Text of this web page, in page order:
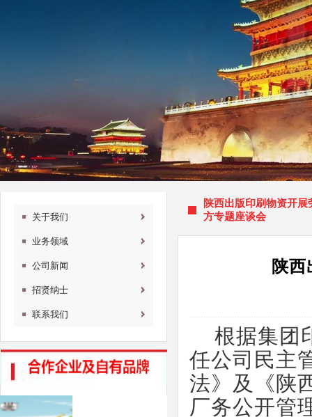
关于我们
业务领域
公司新闻
招贤纳士
联系我们
陕西出版印刷物资开展
方专题座谈会
陕
根据集团
任公司民主
法》及《陕
厂务公开管